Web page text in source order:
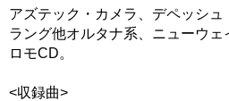
アズテック・カメラ、デペッシ
ラング他オルタナ系、ニューウ
ロモCD。
<収録曲>